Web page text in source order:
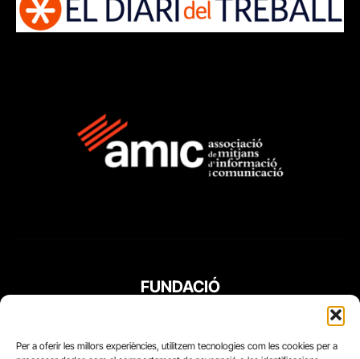
Per a oferir les millors experiències, utilitzem tecnologies com les cookies per a
FUNDACIÓ